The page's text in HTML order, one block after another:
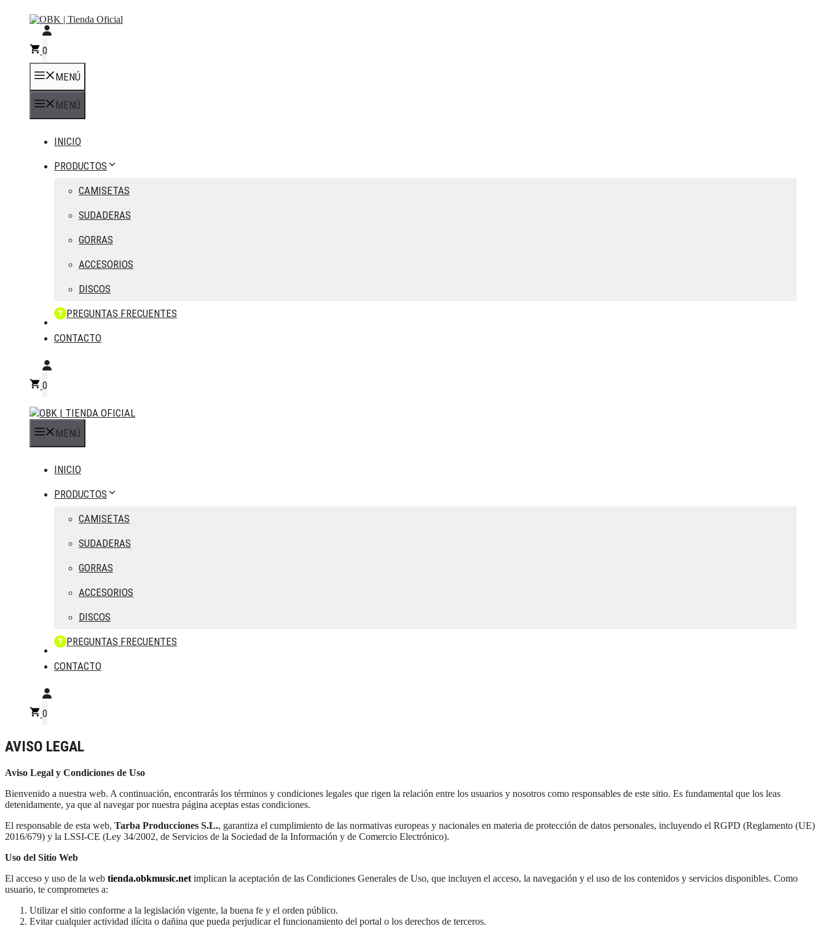
0
MENÚ
MENÚ
INICIO
PRODUCTOS
CAMISETAS
SUDADERAS
GORRAS
ACCESORIOS
DISCOS
PREGUNTAS FRECUENTES
CONTACTO
0
MENÚ
INICIO
PRODUCTOS
CAMISETAS
SUDADERAS
GORRAS
ACCESORIOS
DISCOS
PREGUNTAS FRECUENTES
CONTACTO
0
AVISO LEGAL
Aviso Legal y Condiciones de Uso
Bienvenido a nuestra web. A continuación, encontrarás los términos y condiciones legales que rigen la relación entre los usuarios y nosotros como responsables de este sitio. Es fundamental que los leas
detenidamente, ya que al navegar por nuestra página aceptas estas condiciones.
El responsable de esta web, Tarba Producciones S.L., garantiza el cumplimiento de las normativas europeas y nacionales en materia de protección de datos personales, incluyendo el RGPD (Reglamento (UE)
2016/679) y la LSSI-CE (Ley 34/2002, de Servicios de la Sociedad de la Información y de Comercio Electrónico).
Uso del Sitio Web
El acceso y uso de la web tienda.obkmusic.net implican la aceptación de las Condiciones Generales de Uso, que incluyen el acceso, la navegación y el uso de los contenidos y servicios disponibles. Como
usuario, te comprometes a:
Utilizar el sitio conforme a la legislación vigente, la buena fe y el orden público.
Evitar cualquier actividad ilícita o dañina que pueda perjudicar el funcionamiento del portal o los derechos de terceros.